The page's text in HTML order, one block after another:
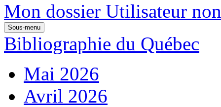
Mon dossier Utilisateur
Sous-menu
Bibliographie du Québec
Mai 2026
Avril 2026